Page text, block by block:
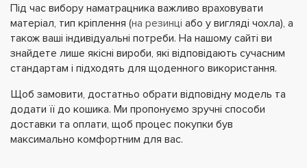
Під час вибору наматрацника важливо враховувати
матеріал, тип кріплення (на резинці або у вигляді чохла), а
також ваші індивідуальні потреби. На нашому сайті ви
знайдете лише якісні вироби, які відповідають сучасним
стандартам і підходять для щоденного використання.
Щоб замовити, достатньо обрати відповідну модель та
додати її до кошика. Ми пропонуємо зручні способи
доставки та оплати, щоб процес покупки був
максимально комфортним для вас.